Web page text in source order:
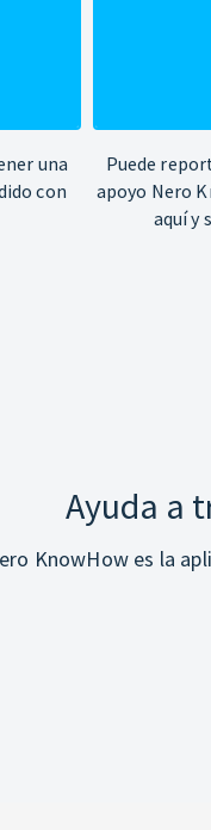
una
con
Puede
apoyo Nero
aquí y
Ayuda a
KnowHow es la